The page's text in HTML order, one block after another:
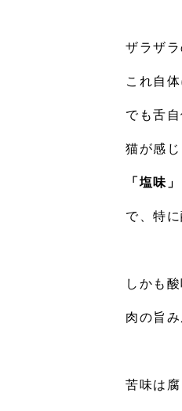
ザラザ
これ自
でも舌
猫が感
「塩味
で、特
しかも
肉の旨
苦味は